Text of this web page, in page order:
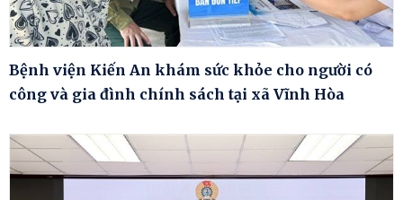
Bệnh viện Kiến An khám sức khỏe cho người có
công và gia đình chính sách tại xã Vĩnh Hòa